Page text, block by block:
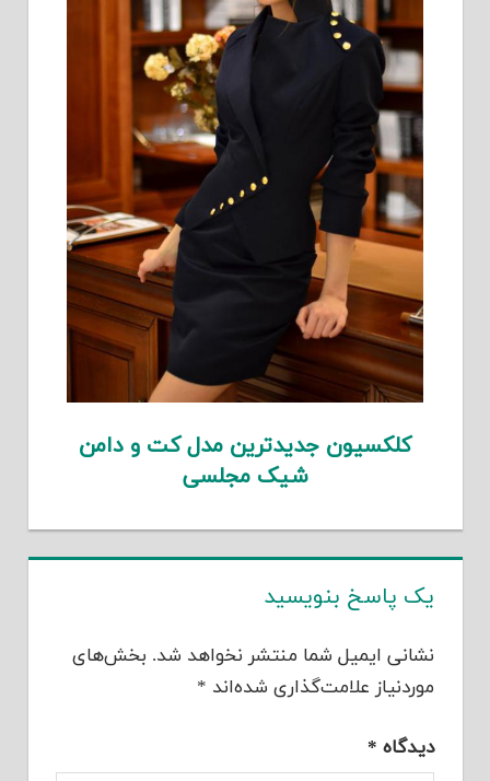
کلکسیون جدیدترین مدل کت و دامن
شیک مجلسی
یک پاسخ بنویسید
نشانی ایمیل شما منتشر نخواهد شد. بخش‌های
موردنیاز علامت‌گذاری شده‌اند *
دیدگاه *